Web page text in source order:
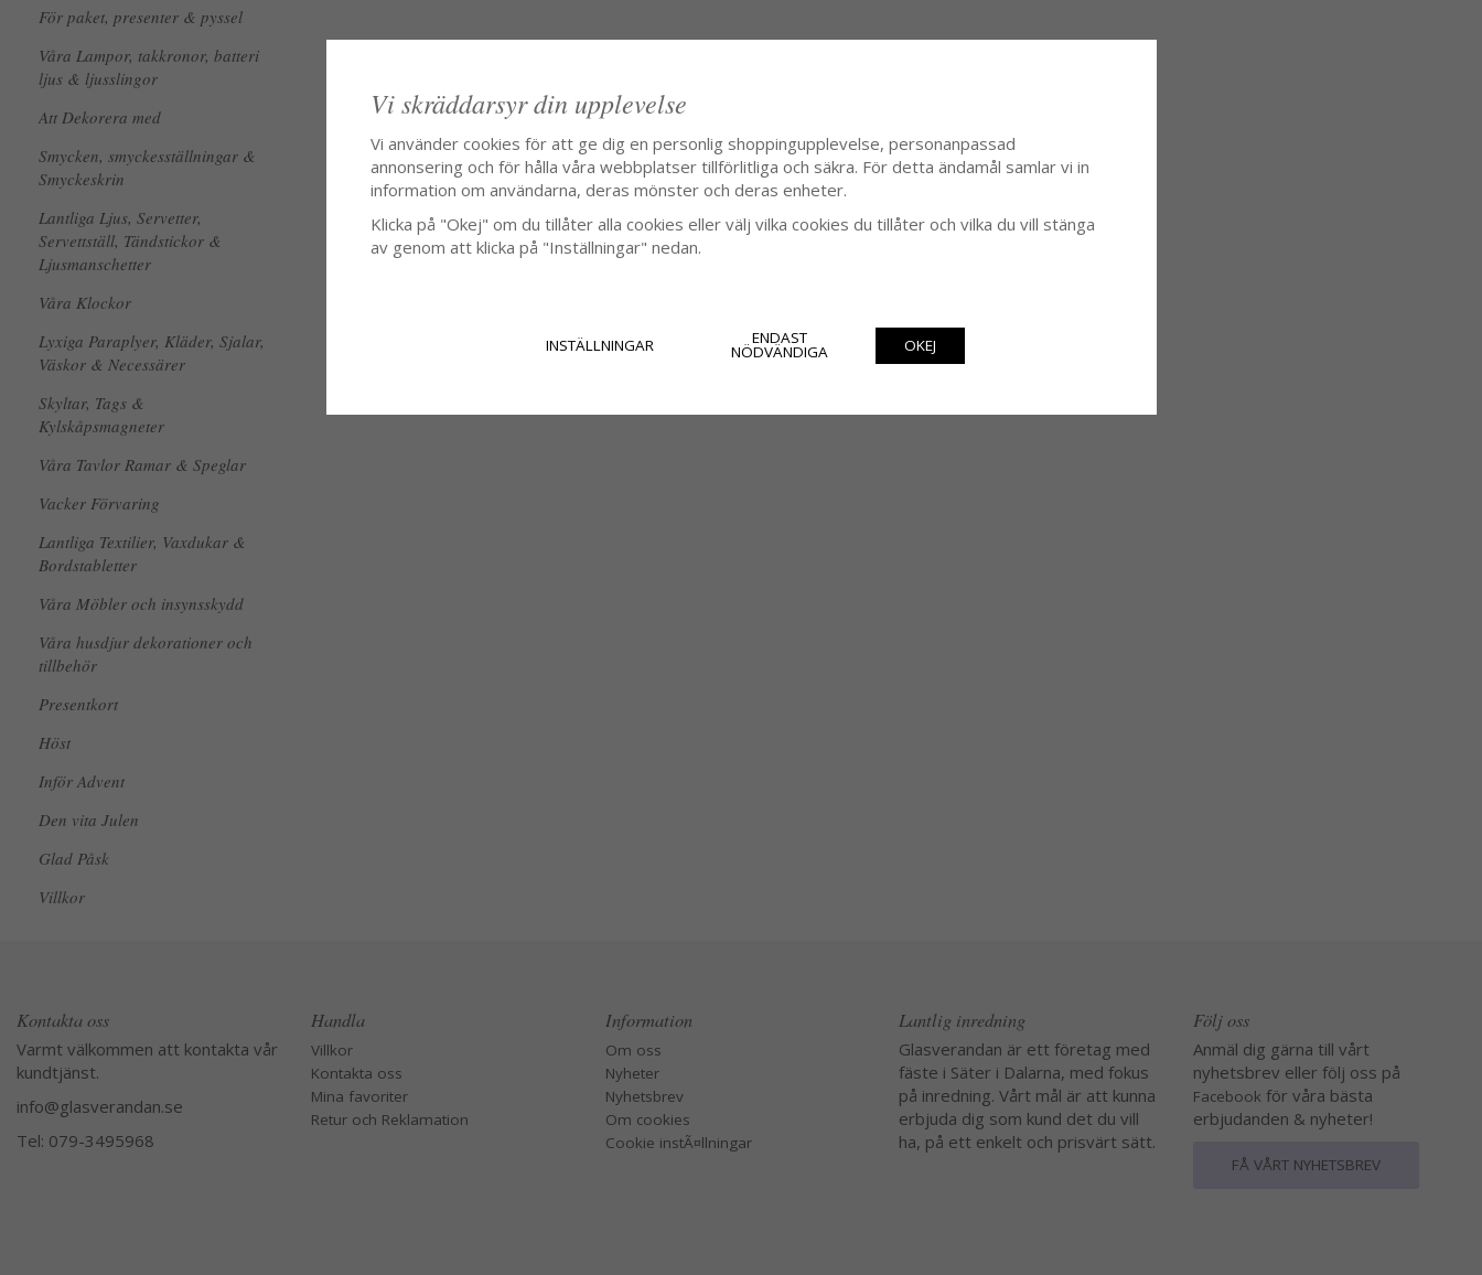
För paket, presenter & pyssel
Våra Lampor, takkronor, batteri
ljus & ljusslingor
Att Dekorera med
Smycken, smyckesställningar &
Smyckeskrin
Lantliga Ljus, Servetter,
Servettställ, Tändstickor &
Ljusmanschetter
Våra Klockor
Lyxiga Paraplyer, Kläder, Sjalar,
Väskor & Necessärer
Skyltar, Tags &
Kylskåpsmagneter
Våra Tavlor Ramar & Speglar
Vacker Förvaring
Lantliga Textilier, Vaxdukar &
Bordstabletter
Våra Möbler och insynsskydd
Våra husdjur dekorationer och
tillbehör
Presentkort
Höst
Inför Advent
Den vita Julen
Glad Påsk
Villkor
Kontakta oss
Varmt välkommen att kontakta vår
kundtjänst.
info@glasverandan.se
Tel: 079-3495968
Handla
Villkor
Kontakta oss
Mina favoriter
Retur och Reklamation
Information
Om oss
Nyheter
Nyhetsbrev
Om cookies
Cookie instÃ¤llningar
Lantlig inredning
Glasverandan är ett företag med
fäste i Säter i Dalarna, med fokus
på inredning. Vårt mål är att kunna
erbjuda dig som kund det du vill
ha, på ett enkelt och prisvärt sätt.
Följ oss
Anmäl dig gärna till vårt
nyhetsbrev eller följ oss på
Facebook för våra bästa
erbjudanden & nyheter!
FÅ VÅRT NYHETSBREV
Vi skräddarsyr din upplevelse
Vi använder cookies för att ge dig en personlig shoppingupplevelse, personanpassad
annonsering och för hålla våra webbplatser tillförlitliga och säkra. För detta ändamål samlar vi in
information om användarna, deras mönster och deras enheter.
Klicka på "Okej" om du tillåter alla cookies eller välj vilka cookies du tillåter och vilka du vill stänga
av genom att klicka på "Inställningar" nedan.
INSTÄLLNINGAR ENDAST
NÖDVÄNDIGA OKEJ